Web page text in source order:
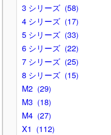
3 シリーズ
58
4 シリーズ
17
5 シリーズ
33
6 シリーズ
22
7 シリーズ
25
8 シリーズ
15
M2
29
M3
18
M4
27
X1
112